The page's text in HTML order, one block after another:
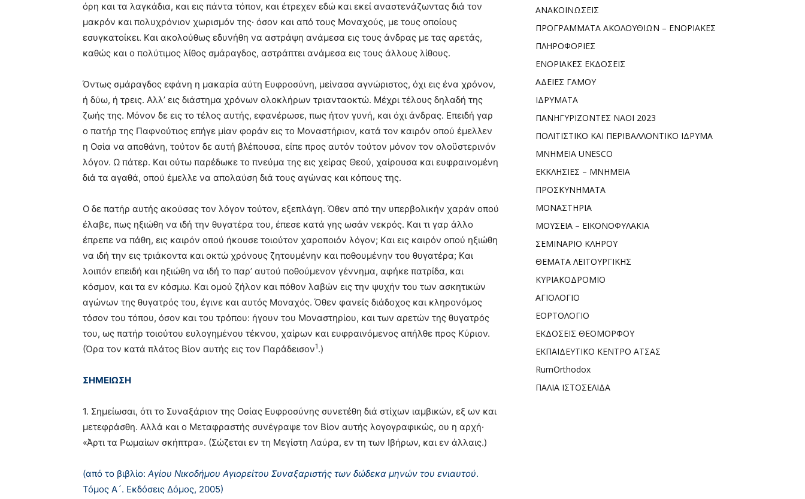
όρη και τα λαγκάδια, και εις πάντα τόπον, και έτρεχεν εδώ και εκεί αναστενάζωντας διά τον
μακρόν και πολυχρόνιον χωρισμόν της· όσον και από τους Mοναχούς, με τους οποίους
εσυγκατοίκει. Kαι ακολούθως εδυνήθη να αστράψη ανάμεσα εις τους άνδρας με τας αρετάς,
καθώς και ο πολύτιμος λίθος σμάραγδος, αστράπτει ανάμεσα εις τους άλλους λίθους.
Όντως σμάραγδος εφάνη η μακαρία αύτη Eυφροσύνη, μείνασα αγνώριστος, όχι εις ένα χρόνον,
ή δύω, ή τρεις. Aλλ’ εις διάστημα χρόνων ολοκλήρων τριανταοκτώ. Mέχρι τέλους δηλαδή της
ζωής της. Mόνον δε εις το τέλος αυτής, εφανέρωσε, πως ήτον γυνή, και όχι άνδρας. Eπειδή γαρ
ο πατήρ της Παφνούτιος επήγε μίαν φοράν εις το Mοναστήριον, κατά τον καιρόν οπού έμελλεν
η Oσία να αποθάνη, τούτον δε αυτή βλέπουσα, είπε προς αυτόν τούτον μόνον τον ολοϋστερινόν
λόγον. Ω πάτερ. Kαι ούτω παρέδωκε το πνεύμα της εις χείρας Θεού, χαίρουσα και ευφραινομένη
διά τα αγαθά, οπού έμελλε να απολαύση διά τους αγώνας και κόπους της.
O δε πατήρ αυτής ακούσας τον λόγον τούτον, εξεπλάγη. Όθεν από την υπερβολικήν χαράν οπού
έλαβε, πως ηξιώθη να ιδή την θυγατέρα του, έπεσε κατά γης ωσάν νεκρός. Kαι τι γαρ άλλο
έπρεπε να πάθη, εις καιρόν οπού ήκουσε τοιούτον χαροποιόν λόγον; Kαι εις καιρόν οπού ηξιώθη
να ιδή την εις τριάκοντα και οκτώ χρόνους ζητουμένην και ποθουμένην του θυγατέρα; Kαι
λοιπόν επειδή και ηξιώθη να ιδή το παρ’ αυτού ποθούμενον γέννημα, αφήκε πατρίδα, και
κόσμον, και τα εν κόσμω. Kαι ομού ζήλον και πόθον λαβών εις την ψυχήν του των ασκητικών
αγώνων της θυγατρός του, έγινε και αυτός Mοναχός. Όθεν φανείς διάδοχος και κληρονόμος
τόσον του τόπου, όσον και του τρόπου: ήγουν του Mοναστηρίου, και των αρετών της θυγατρός
του, ως πατήρ τοιούτου ευλογημένου τέκνου, χαίρων και ευφραινόμενος απήλθε προς Kύριον.
(Όρα τον κατά πλάτος Bίον αυτής εις τον Παράδεισον1.)
ΣΗΜΕΙΩΣΗ
1. Σημείωσαι, ότι το Συναξάριον της Oσίας Eυφροσύνης συνετέθη διά στίχων ιαμβικών, εξ ων και
μετεφράσθη. Aλλά και ο Mεταφραστής συνέγραψε τον Bίον αυτής λογογραφικώς, ου η αρχή·
«Άρτι τα Pωμαίων σκήπτρα». (Σώζεται εν τη Mεγίστη Λαύρα, εν τη των Iβήρων, και εν άλλαις.)
(από το βιβλίο: Αγίου Νικοδήμου Αγιορείτου Συναξαριστής των δώδεκα μηνών του ενιαυτού.
Τόμος Α´. Εκδόσεις Δόμος, 2005)
ΑΝΑΚΟΙΝΩΣΕΙΣ
ΠΡΟΓΡΑΜΜΑΤΑ ΑΚΟΛΟΥΘΙΩΝ – ΕΝΟΡΙΑΚΕΣ
ΠΛΗΡΟΦΟΡΙΕΣ
ΕΝΟΡΙΑΚΕΣ ΕΚΔΟΣΕΙΣ
ΑΔΕΙΕΣ ΓΑΜΟΥ
ΙΔΡΥΜΑΤΑ
ΠΑΝΗΓΥΡΙΖΟΝΤΕΣ ΝΑΟΙ 2023
ΠΟΛΙΤΙΣΤΙΚΟ ΚΑΙ ΠΕΡΙΒΑΛΛΟΝΤΙΚΟ ΙΔΡΥΜΑ
ΜΝΗΜΕΙΑ UNESCO
ΕΚΚΛΗΣΙΕΣ – ΜΝΗΜΕΙΑ
ΠΡΟΣΚΥΝΗΜΑΤΑ
ΜΟΝΑΣΤΗΡΙΑ
ΜΟΥΣΕΙΑ – ΕΙΚΟΝΟΦΥΛΑΚΙΑ
ΣΕΜΙΝΑΡΙΟ ΚΛΗΡΟΥ
ΘΕΜΑΤΑ ΛΕΙΤΟΥΡΓΙΚΗΣ
ΚΥΡΙΑΚΟΔΡΟΜΙΟ
ΑΓΙΟΛΟΓΙΟ
ΕΟΡΤΟΛΟΓΙΟ
ΕΚΔΟΣΕΙΣ ΘΕΟΜΟΡΦΟΥ
ΕΚΠΑΙΔΕΥΤΙΚΟ ΚΕΝΤΡΟ ΑΤΣΑΣ
RumOrthodox
ΠΑΛΙΑ ΙΣΤΟΣΕΛΙΔΑ